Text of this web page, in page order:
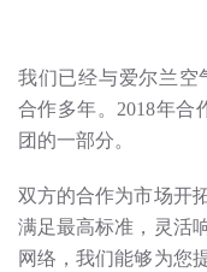
我们已经与爱尔兰空
合作多年。2018年合
团的一部分。
双方的合作为市场开
满足最高标准，灵活
网络，我们能够为您